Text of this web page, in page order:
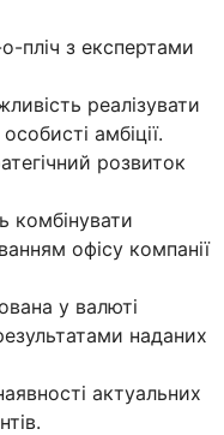
пліч з експертами
реалізувати
амбіції.
розвиток
комбінувати
офісу компанії
у валюті
наданих
актуальних